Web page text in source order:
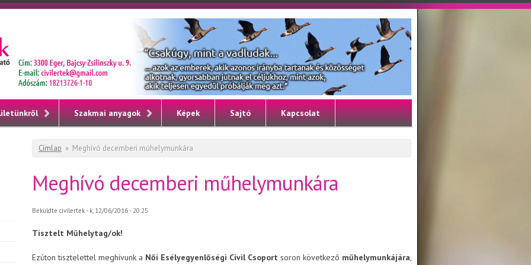
Szakmai anyagok Képek Sajtó Kapcsolat
Jelenlegi hely
Címlap » Meghívó decemberi műhelymunkára
Meghívó decemberi műhelymunkára
Beküldte civilertek- k, 12/06/2016 - 20:25
Tisztelt Műhelytag/ok!
Ezúton tisztelettel meghívunk a Női Esélyegyenlőségi Civil Csoport soron következő műhelymunkájára,